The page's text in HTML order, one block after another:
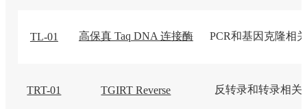
TL-01 高保真 Taq DNA 连接酶 PCR和基因克隆相
TRT-01 TGIRT Reverse 反转录和转录相关